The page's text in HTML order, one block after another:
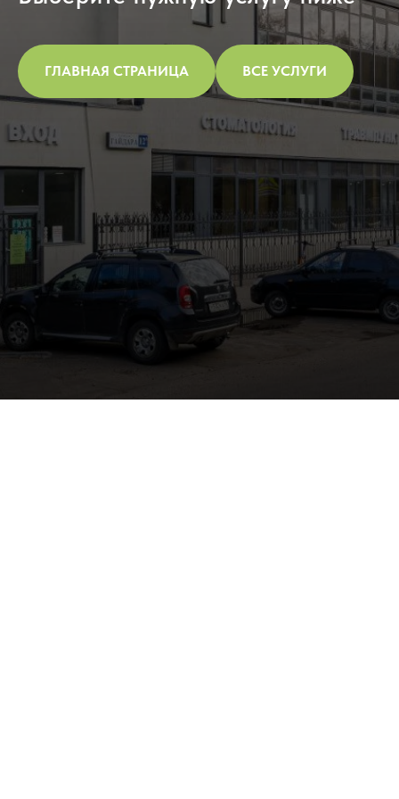
ГЛАВНАЯ СТРАНИЦА ВСЕ УСЛУГИ